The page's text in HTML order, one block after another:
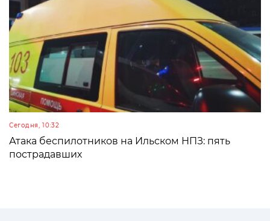
Сегодня, 10:32
Атака беспилотников на Ильском НПЗ: пять
пострадавших